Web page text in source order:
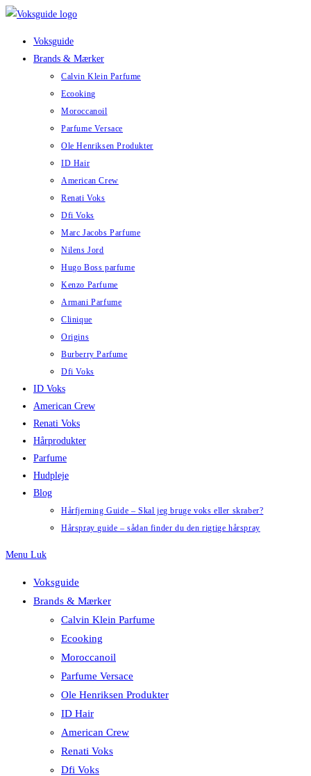
Skip
Voksguide
Brands & Mærker
Calvin Klein Parfume
Ecooking
Moroccanoil
Parfume Versace
Ole Henriksen Produkter
ID Hair
American Crew
Renati Voks
Dfi Voks
Marc Jacobs Parfume
Nilens Jord
Hugo Boss parfume
Kenzo Parfume
Armani Parfume
Clinique
Origins
Burberry Parfume
Dfi Voks
ID Voks
American Crew
Renati Voks
Hårprodukter
Parfume
Hudpleje
Blog
Hårfjerning Guide – Skal jeg bruge voks eller skraber?
Hårspray guide – sådan finder du den rigtige hårspray
Menu Luk
Voksguide
Brands & Mærker
Calvin Klein Parfume
Ecooking
Moroccanoil
Parfume Versace
Ole Henriksen Produkter
ID Hair
American Crew
Renati Voks
Dfi Voks